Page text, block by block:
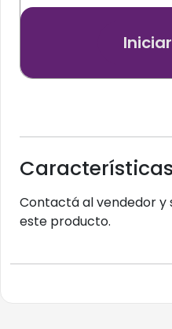
Características
Contactá al vendedor y
este producto.